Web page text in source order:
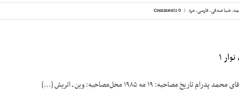
,ضیا صدقی,فارسی,مرد |
0 Comments
۱
تاریخ مصاحبه: ۱۹ مه ۱۹۸۵ محل‌مصاحبه: وین ـ اتریش [...]